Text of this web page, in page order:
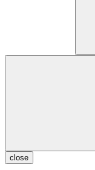
close